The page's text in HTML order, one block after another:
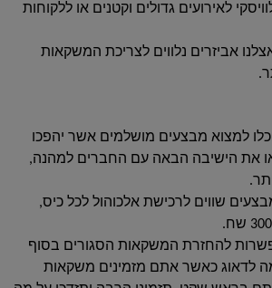
לאירועים גדולים וקטנים או ללקוחות
אביזרים נלווים לצריכת המשקאות
למצוא מבצעים מושלמים אשר יהפכו
את הישיבה הבאה עם החברים למהנה,
שווים לרכישת אלכוהול לכל כיס,
להחזרת המשקאות הסגורים בסוף
מה לדאוג כאשר אתם מזמינים משקאות